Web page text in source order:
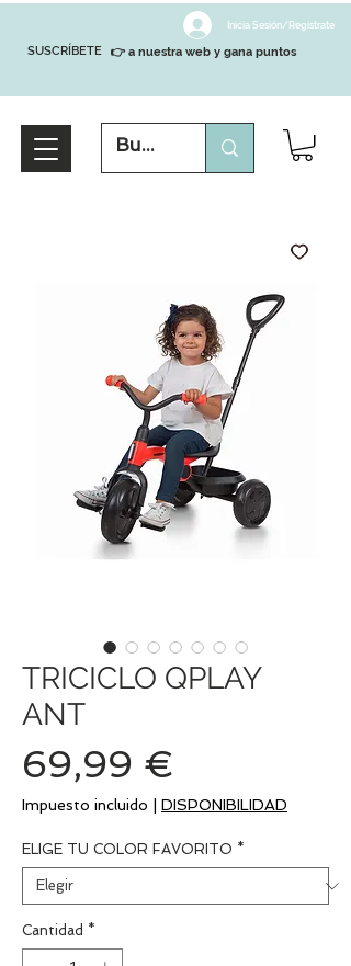
SUSCRÍBETE
Inicia Sesión/Regístrate
👉 a nuestra web y gana puntos
TRICICLO QPLAY
ANT
69,99 €
Impuesto incluido DISPONIBILIDAD
ELIGE TU COLOR FAVORITO *
Cantidad *